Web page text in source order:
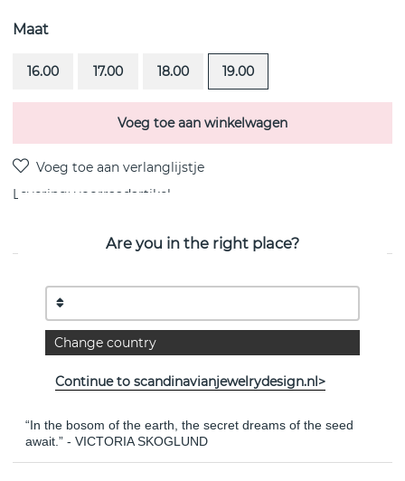
Maat
16.00 17.00 18.00 19.00
Voeg toe aan winkelwagen
Levering: voorraadartikel
Collaboration with Victoria Skoglund, as part of The Floral
Garden. Jewelry inspired by nature.
Ring in recycled sterling silver with a cabochon-cut
moonstone.
Diameter: 11 mm. Total height: 6 mm. Rail: 1.5 x 2.2 mm.
“In the bosom of the earth, the secret dreams of the seed
await.” - VICTORIA SKOGLUND
Are you in the right place?
Change country
Continue to scandinavianjewelrydesign.nl>